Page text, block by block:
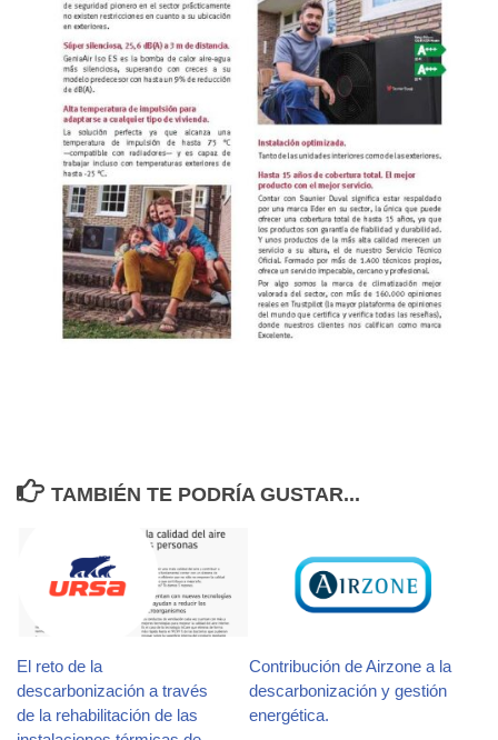
TAMBIÉN TE PODRÍA GUSTAR...
El reto de la
descarbonización a través
de la rehabilitación de las
Contribución de Airzone a la
descarbonización y gestión
energética.